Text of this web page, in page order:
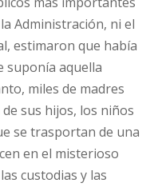
Administración, ni el
estimaron que había
suponía aquella
miles de madres
sus hijos, los niños
se trasportan de una
en el misterioso
custodias y las